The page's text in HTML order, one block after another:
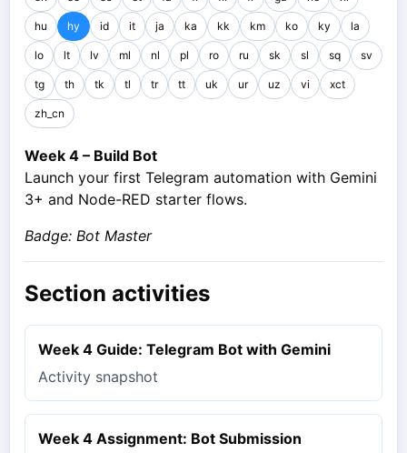
hu hy id it ja ka kk km ko ky la
lo lt lv ml nl pl ro ru sk sl sq sv
tg th tk tl tr tt uk ur uz vi xct
zh_cn
Week 4 – Build Bot
Launch your first Telegram automation with Gemini
3+ and Node-RED starter flows.
Badge: Bot Master
Section activities
Week 4 Guide: Telegram Bot with Gemini
Activity snapshot
Week 4 Assignment: Bot Submission